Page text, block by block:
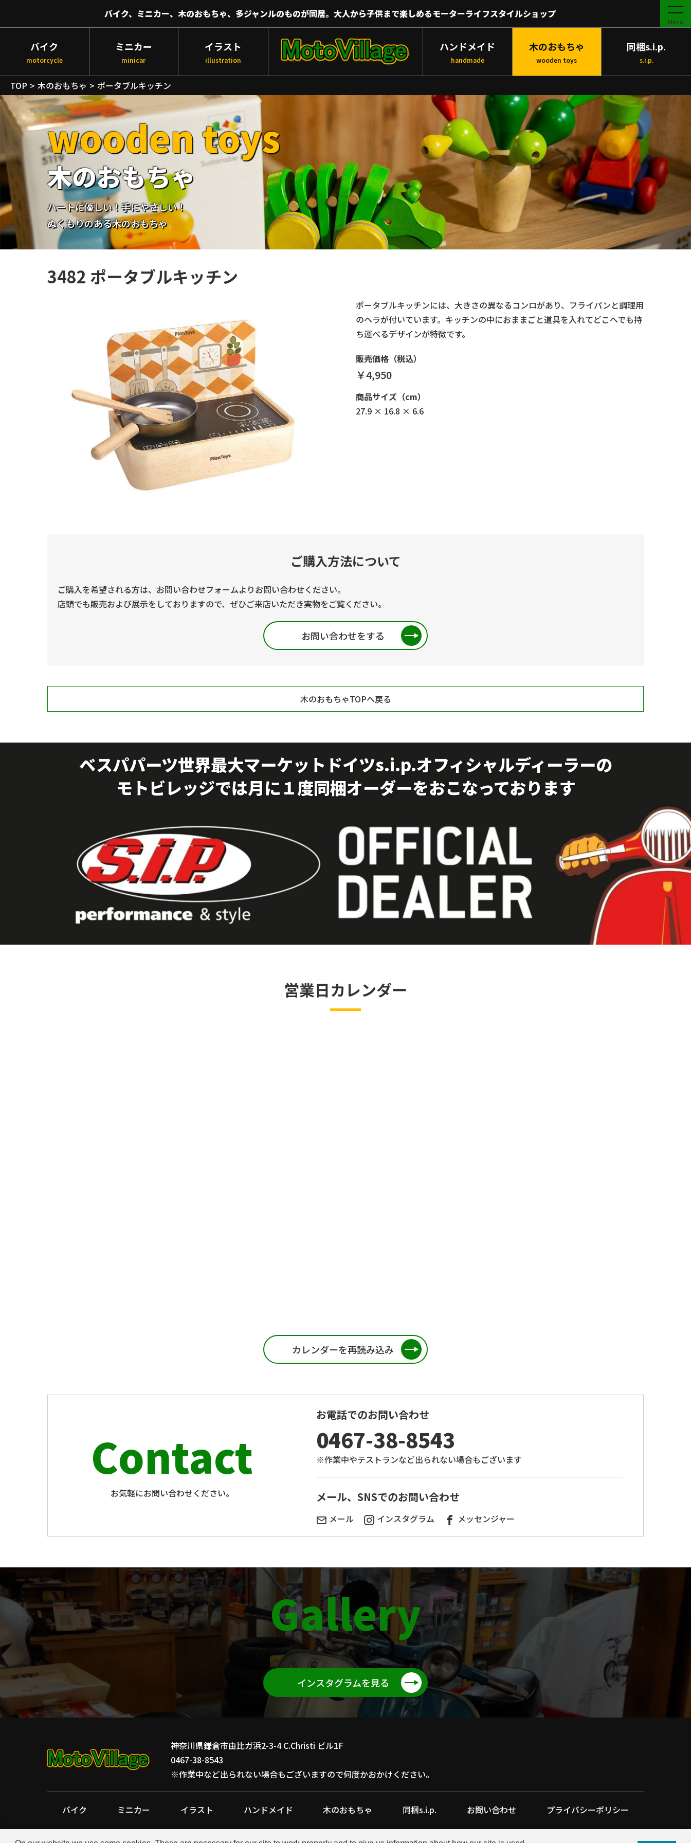
バイク、ミニカー、木のおもちゃ、多ジャンルのものが同居。大人から子供まで楽しめるモーターライフスタイルショップ
Menu
バイク
motorcycle
ミニカー
minicar
イラスト
illustration
ハンドメイド
handmade
木のおもちゃ
wooden toys
同梱s.i.p.
s.i.p.
TOP 木のおもちゃ ポータブルキッチン
wooden toys
木のおもちゃ
ハートに優しい！手にやさしい！
ぬくもりのある木のおもちゃ
3482 ポータブルキッチン
ポータブルキッチンには、大きさの異なるコンロがあり、フライパンと調理用
のヘラが付いています。キッチンの中におままごと道具を入れてどこへでも持
ち運べるデザインが特徴です。
販売価格（税込）
￥4,950
商品サイズ（cm）
27.9 × 16.8 × 6.6
ご購入方法について
ご購入を希望される方は、お問い合わせフォームよりお問い合わせください。
店頭でも販売および展示をしておりますので、ぜひご来店いただき実物をご覧ください。
お問い合わせをする
木のおもちゃTOPへ戻る
ベスパパーツ世界最大マーケット ドイツs.i.p.オフィシャルディーラーの
モトビレッジでは月に１度同梱オーダーをおこなっております
営業日カレンダー
カレンダーを再読み込み
Contact
お気軽にお問い合わせください。
お電話でのお問い合わせ
0467-38-8543
※作業中やテストランなど出られない場合もございます
メール、SNSでのお問い合わせ
メール インスタグラム メッセンジャー
Gallery
インスタグラムを見る
神奈川県鎌倉市由比ガ浜2-3-4 C.Christi ビル1F
0467-38-8543
※作業中など出られない場合もございますので何度かおかけください。
バイク ミニカー イラスト ハンドメイド 木のおもちゃ 同梱s.i.p. お問い合わせ プライバシーポリシー